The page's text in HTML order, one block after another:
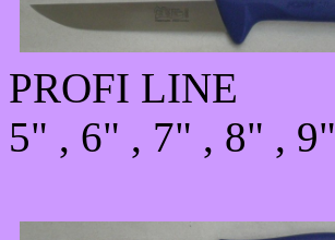
PROFI LINE
5" , 6" , 7" , 8" , 9"